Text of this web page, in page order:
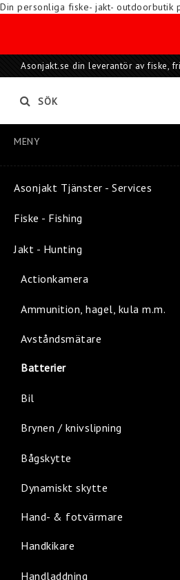
Din personliga fiske- jakt- outdoorbutik
Asonjakt.se din leverantör av fiske,
SÖK
MENY
Asonjakt Tjänster - Services
Fiske - Fishing
Jakt - Hunting
Actionkamera
Ammunition, hagel, kula m.m.
Avståndsmätare
Batterier
Bil
Brynen / knivslipning
Bågskytte
Dynamiskt skytte
Hand- & fotvärmare
Handkikare
Handladdning